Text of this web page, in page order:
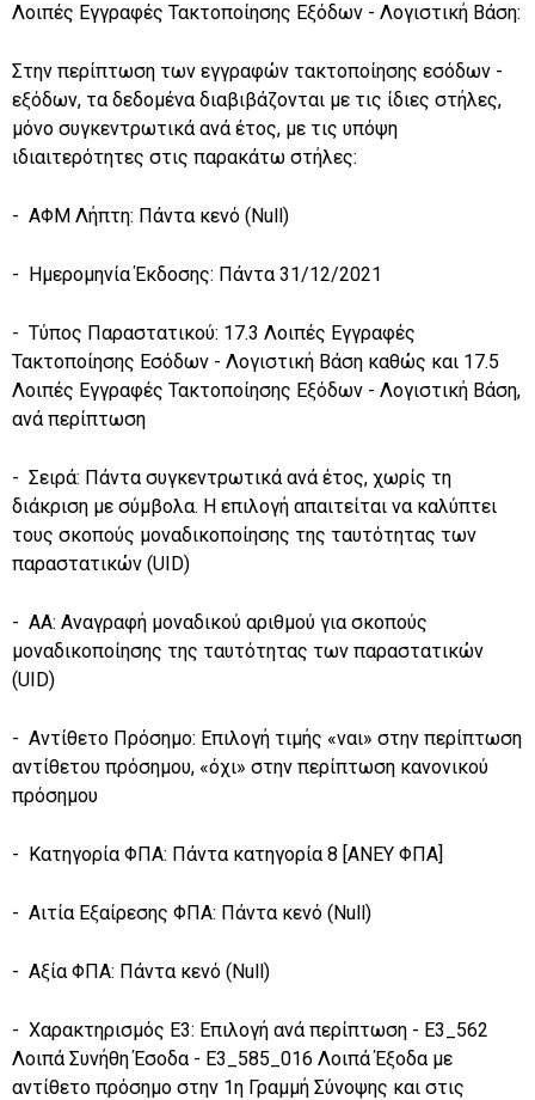
Λοιπές Εγγραφές Τακτοποίησης Εξόδων - Λογιστική Βάση:
Στην περίπτωση των εγγραφών τακτοποίησης εσόδων -
εξόδων, τα δεδομένα διαβιβάζονται με τις ίδιες στήλες,
μόνο συγκεντρωτικά ανά έτος, με τις υπόψη
ιδιαιτερότητες στις παρακάτω στήλες:
- ΑΦΜ Λήπτη: Πάντα κενό (Null)
- Ημερομηνία Έκδοσης: Πάντα 31/12/2021
- Τύπος Παραστατικού: 17.3 Λοιπές Εγγραφές
Τακτοποίησης Εσόδων - Λογιστική Βάση καθώς και 17.5
Λοιπές Εγγραφές Τακτοποίησης Εξόδων - Λογιστική Βάση,
ανά περίπτωση
- Σειρά: Πάντα συγκεντρωτικά ανά έτος, χωρίς τη
διάκριση με σύμβολα. Η επιλογή απαιτείται να καλύπτει
τους σκοπούς μοναδικοποίησης της ταυτότητας των
παραστατικών (UID)
- ΑΑ: Αναγραφή μοναδικού αριθμού για σκοπούς
μοναδικοποίησης της ταυτότητας των παραστατικών
(UID)
- Αντίθετο Πρόσημο: Επιλογή τιμής «ναι» στην περίπτωση
αντίθετου πρόσημου, «όχι» στην περίπτωση κανονικού
πρόσημου
- Κατηγορία ΦΠΑ: Πάντα κατηγορία 8 [ΑΝΕΥ ΦΠΑ]
- Αιτία Εξαίρεσης ΦΠΑ: Πάντα κενό (Null)
- Αξία ΦΠΑ: Πάντα κενό (Null)
- Χαρακτηρισμός Ε3: Επιλογή ανά περίπτωση - Ε3_562
Λοιπά Συνήθη Έσοδα - Ε3_585_016 Λοιπά Έξοδα με
αντίθετο πρόσημο στην 1η Γραμμή Σύνοψης και στις